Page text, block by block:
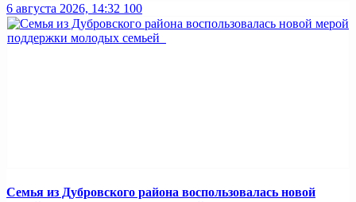
6 августа 2026, 14:32 100
Семья из Дубровского района воспользовалась новой